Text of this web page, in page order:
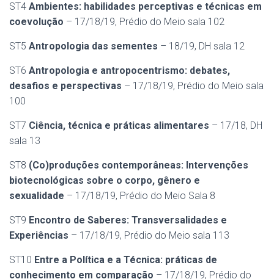
ST4 Ambientes: habilidades perceptivas e técnicas em
coevolução – 17/18/19, Prédio do Meio sala 102
ST5 Antropologia das sementes – 18/19, DH sala 12
ST6 Antropologia e antropocentrismo: debates,
desafios e perspectivas – 17/18/19, Prédio do Meio sala
100
ST7 Ciência, técnica e práticas alimentares – 17/18, DH
sala 13
ST8 (Co)produções contemporâneas: Intervenções
biotecnológicas sobre o corpo, gênero e
sexualidade – 17/18/19, Prédio do Meio Sala 8
ST9 Encontro de Saberes: Transversalidades e
Experiências – 17/18/19, Prédio do Meio sala 113
ST10 Entre a Política e a Técnica: práticas de
conhecimento em comparação – 17/18/19, Prédio do